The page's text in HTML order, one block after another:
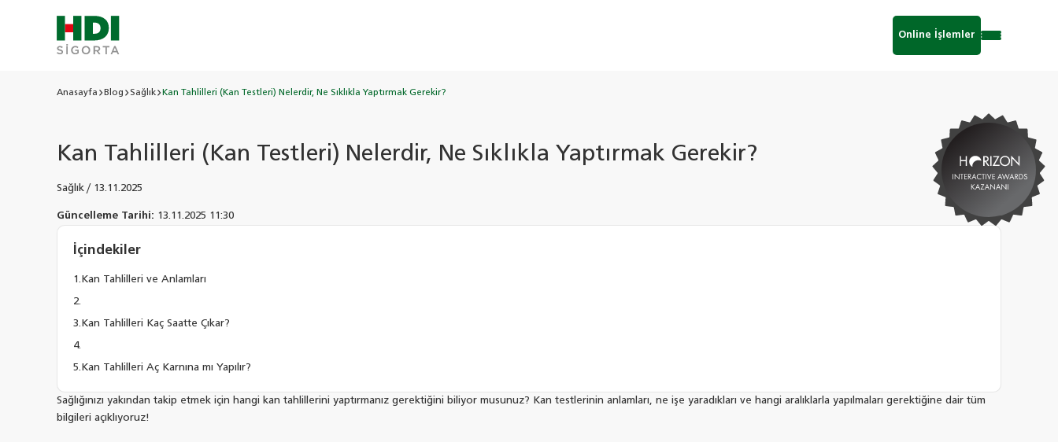
Online İşlemler
Anasayfa Blog Sağlık Kan Tahlilleri (Kan Testleri) Nelerdir, Ne Sıklıkla Yaptırmak Gerekir?
Kan Tahlilleri (Kan Testleri) Nelerdir, Ne Sıklıkla Yaptırmak Gerekir?
Sağlık / 13.11.2025
Güncelleme Tarihi: 13.11.2025 11:30
Sağlığınızı yakından takip etmek için hangi kan tahlillerini yaptırmanız gerektiğini biliyor musunuz? Kan testlerinin anlamları, ne işe yaradıkları ve hangi aralıklarla yapılmaları gerektiğine dair tüm
bilgileri açıklıyoruz!
İçindekiler
Kan Tahlilleri ve Anlamları
Kan Tahlilleri Kaç Saatte Çıkar?
Kan Tahlilleri Aç Karnına mı Yapılır?